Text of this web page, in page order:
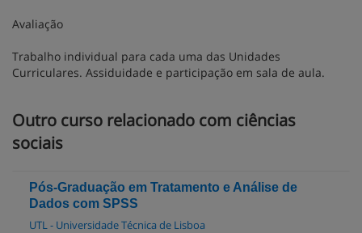
Avaliação
Trabalho individual para cada uma das Unidades
Curriculares. Assiduidade e participação em sala de aula.
Outro curso relacionado com ciências
sociais
Pós-Graduação em Tratamento e Análise de
Dados com SPSS
UTL - Universidade Técnica de Lisboa